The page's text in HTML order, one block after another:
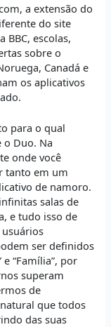
a extensão do
do site
BBC, escolas,
sobre o
Canadá e
os aplicativos
para o qual
o Duo. Na
onde você
tanto em um
de namoro.
salas de
e tudo isso de
ser definidos
“Família”, por
superam
de
que todos
das suas